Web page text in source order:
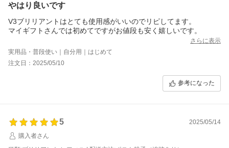
やはり良いです
V3ブリリアントはとても使用感がいいのでリピしてます。
マイギフトさんでは初めてですがお値段も安く嬉しいです。
さらに表示
実用品・普段使い｜自分用｜はじめて
注文日：2025/05/10
参考になった
5
2025/05/14
購入者さん